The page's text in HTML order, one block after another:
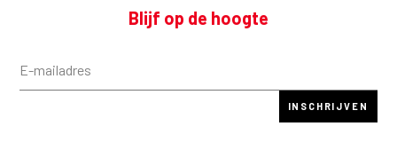
Blijf op de hoogte